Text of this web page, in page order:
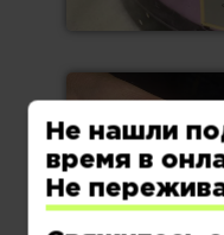
Не нашли
время в
Не